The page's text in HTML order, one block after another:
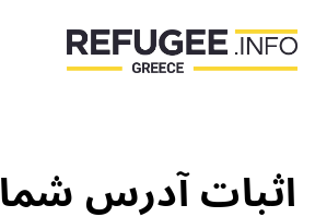
اثبات آدرس شما